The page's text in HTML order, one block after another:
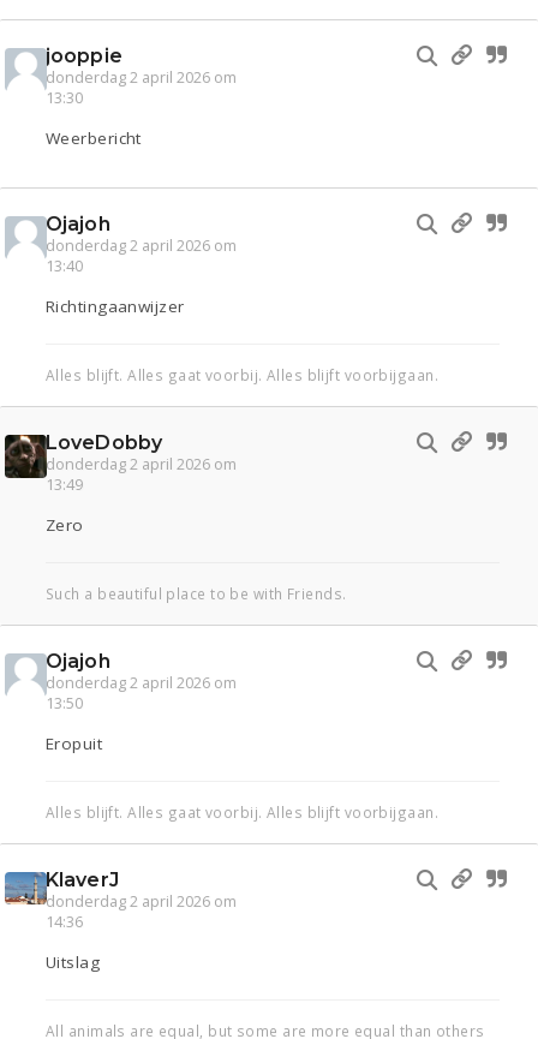
jooppie
donderdag 2 april 2026 om
13:30
Weerbericht
Ojajoh
donderdag 2 april 2026 om
13:40
Richtingaanwijzer
Alles blijft. Alles gaat voorbij. Alles blijft voorbijgaan.
LoveDobby
donderdag 2 april 2026 om
13:49
Zero
Such a beautiful place to be with Friends.
Ojajoh
donderdag 2 april 2026 om
13:50
Eropuit
Alles blijft. Alles gaat voorbij. Alles blijft voorbijgaan.
KlaverJ
donderdag 2 april 2026 om
14:36
Uitslag
All animals are equal, but some are more equal than others